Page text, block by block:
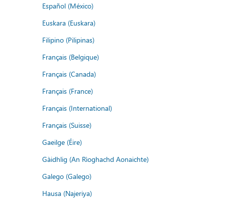
Español (México)
Euskara (Euskara)
Filipino (Pilipinas)
Français (Belgique)
Français (Canada)
Français (France)
Français (International)
Français (Suisse)
Gaeilge (Éire)
Gàidhlig (An Rìoghachd Aonaichte)
Galego (Galego)
Hausa (Najeriya)